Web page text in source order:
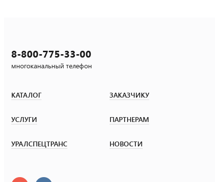
8-800-775-33-00
многоканальный телефон
КАТАЛОГ ЗАКАЗЧИКУ
УСЛУГИ ПАРТНЕРАМ
УРАЛСПЕЦТРАНС НОВОСТИ